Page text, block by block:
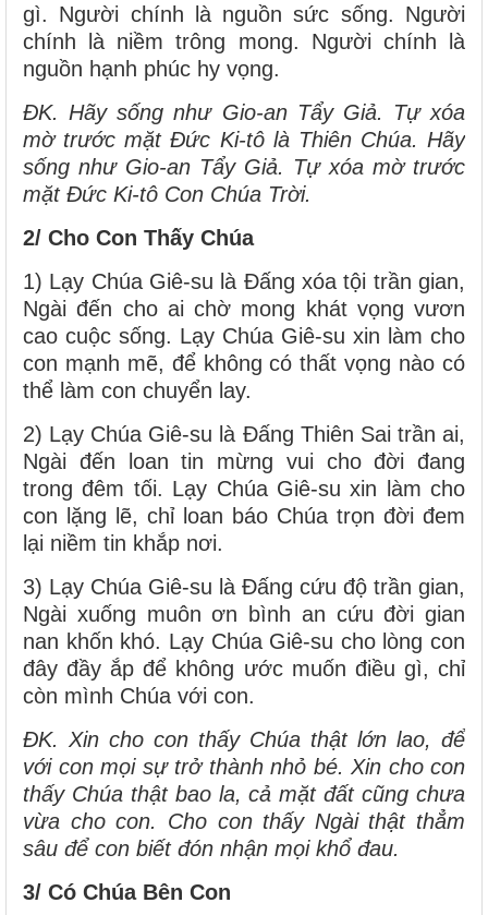
gì. Người chính là nguồn sức sống. Người
chính là niềm trông mong. Người chính là
nguồn hạnh phúc hy vọng.
ĐK. Hãy sống như Gio-an Tẩy Giả. Tự xóa
mờ trước mặt Đức Ki-tô là Thiên Chúa. Hãy
sống như Gio-an Tẩy Giả. Tự xóa mờ trước
mặt Đức Ki-tô Con Chúa Trời.
2/ Cho Con Thấy Chúa
1) Lạy Chúa Giê-su là Đấng xóa tội trần gian,
Ngài đến cho ai chờ mong khát vọng vươn
cao cuộc sống. Lạy Chúa Giê-su xin làm cho
con mạnh mẽ, để không có thất vọng nào có
thể làm con chuyển lay.
2) Lạy Chúa Giê-su là Đấng Thiên Sai trần ai,
Ngài đến loan tin mừng vui cho đời đang
trong đêm tối. Lạy Chúa Giê-su xin làm cho
con lặng lẽ, chỉ loan báo Chúa trọn đời đem
lại niềm tin khắp nơi.
3) Lạy Chúa Giê-su là Đấng cứu độ trần gian,
Ngài xuống muôn ơn bình an cứu đời gian
nan khốn khó. Lạy Chúa Giê-su cho lòng con
đây đầy ắp để không ước muốn điều gì, chỉ
còn mình Chúa với con.
ĐK. Xin cho con thấy Chúa thật lớn lao, để
với con mọi sự trở thành nhỏ bé. Xin cho con
thấy Chúa thật bao la, cả mặt đất cũng chưa
vừa cho con. Cho con thấy Ngài thật thẳm
sâu để con biết đón nhận mọi khổ đau.
3/ Có Chúa Bên Con